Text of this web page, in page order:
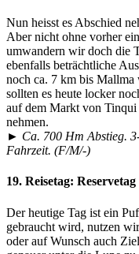
Nun heisst es Abschied
Aber nicht ohne vorher
umwandern wir doch die
ebenfalls beträchtliche
noch ca. 7 km bis Mallma
sollten es heute locker
auf dem Markt von Tinqui
nehmen.
► Ca. 700 Hm Abstieg.
Fahrzeit. (F/M/-)
19. Reisetag:
Der heutige Tag ist ein
gebraucht wird, nutzen
oder auf Wunsch auch